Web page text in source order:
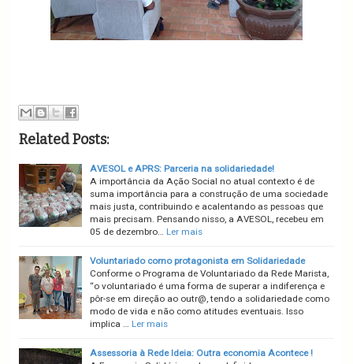
Related Posts:
AVESOL e APRS: Parceria na solidariedade!
A importância da Ação Social no atual contexto é de
suma importância para a construção de uma sociedade
mais justa, contribuindo e acalentando as pessoas que
mais precisam. Pensando nisso, a AVESOL, recebeu em
05 de dezembro… Ler mais
Voluntariado como protagonista em Solidariedade
Conforme o Programa de Voluntariado da Rede Marista,
“o voluntariado é uma forma de superar a indiferença e
pôr-se em direção ao outr@, tendo a solidariedade como
modo de vida e não como atitudes eventuais. Isso
implica … Ler mais
Assessoria à Rede Ideia: Outra economia Acontece !